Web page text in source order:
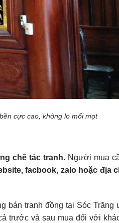
cực cao, không lo mối mọt
chế tác tranh. Người mua
facbook, zalo hoặc địa
bán tranh đồng tại Sóc Trăng
trước và sau mua đối với